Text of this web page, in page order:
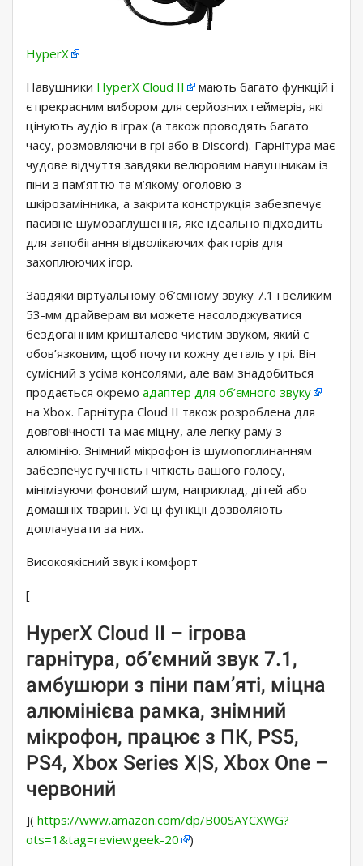
HyperX
Навушники HyperX Cloud II
мають багато функцій і
є прекрасним вибором для серйозних геймерів, які
цінують аудіо в іграх (а також проводять багато
часу, розмовляючи в грі або в Discord). Гарнітура має
чудове відчуття завдяки велюровим навушникам із
піни з пам’яттю та м’якому оголовю з
шкірозамінника, а закрита конструкція забезпечує
пасивне шумозаглушення, яке ідеально підходить
для запобігання відволікаючих факторів для
захоплюючих ігор.
Завдяки віртуальному об’ємному звуку 7.1 і великим
53-мм драйверам ви можете насолоджуватися
бездоганним кришталево чистим звуком, який є
обов’язковим, щоб почути кожну деталь у грі. Він
сумісний з усіма консолями, але вам знадобиться
продається окремо адаптер для об’ємного звуку
на Xbox. Гарнітура Cloud II також розроблена для
довговічності та має міцну, але легку раму з
алюмінію. Знімний мікрофон із шумопоглинанням
забезпечує гучність і чіткість вашого голосу,
мінімізуючи фоновий шум, наприклад, дітей або
домашніх тварин. Усі ці функції дозволяють
доплачувати за них.
Високоякісний звук і комфорт
[
HyperX Cloud II – ігрова
гарнітура, об’ємний звук 7.1,
амбушюри з піни пам’яті, міцна
алюмінієва рамка, знімний
мікрофон, працює з ПК, PS5,
PS4, Xbox Series X|S, Xbox One –
червоний
]( https://www.amazon.com/dp/B00SAYCXWG?
ots=1&tag=reviewgeek-20
)